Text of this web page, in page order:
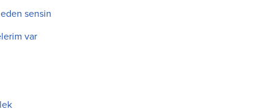
sensin
var